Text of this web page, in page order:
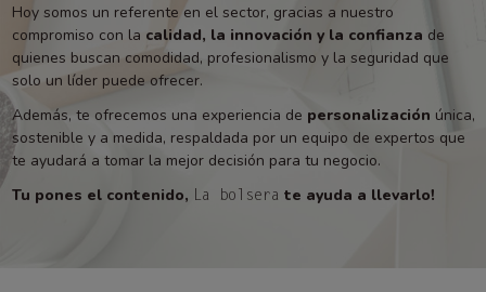
Hoy somos un referente en el sector, gracias a nuestro
compromiso con la calidad, la innovación y la confianza de
quienes buscan comodidad, profesionalismo y la seguridad que
solo un líder puede ofrecer.
Además, te ofrecemos una experiencia de personalización única,
sostenible y a medida, respaldada por un equipo de expertos que
te ayudará a tomar la mejor decisión para tu negocio.
Tu pones el contenido, La bolsera te ayuda a llevarlo!